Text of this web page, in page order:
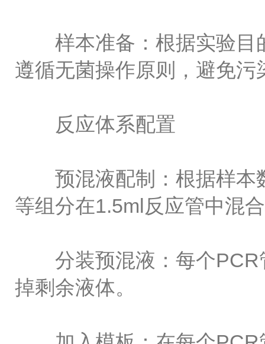
样本准备：根据实验目
遵循无菌操作原则，避免污
反应体系配置
预混液配制：根据样本
等组分在1.5ml反应管中混
分装预混液：每个PCR
掉剩余液体。